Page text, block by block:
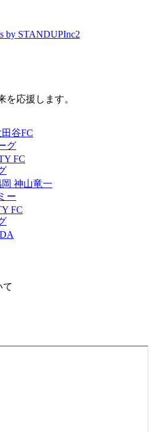
by STANDUPInc2
を応援します。
谷FC
グ
FC
神山竜一
ー
FC
て